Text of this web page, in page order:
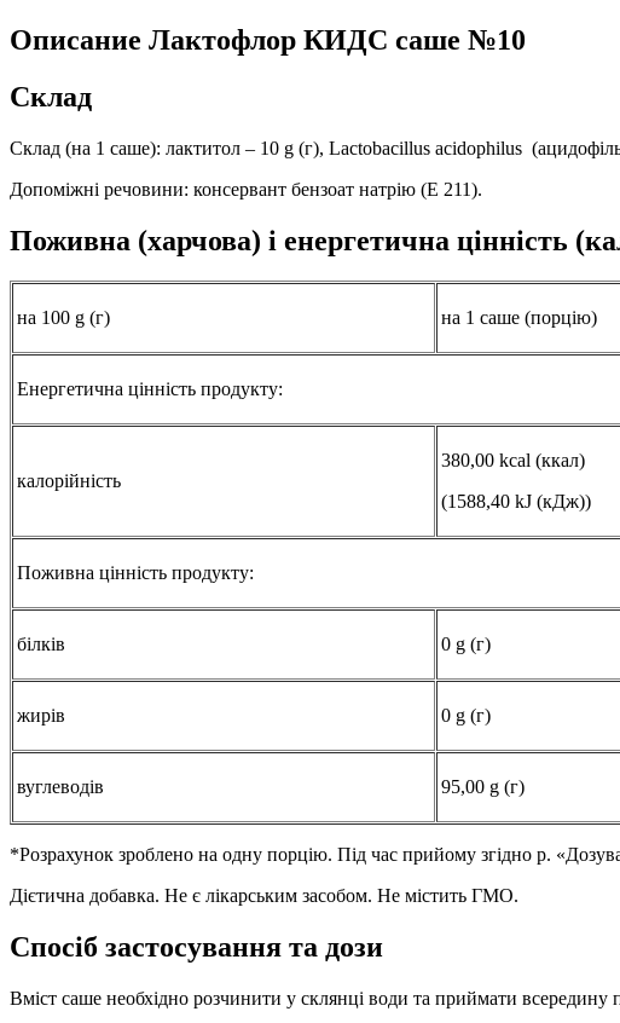
Описание Лактофлор КИДС саше №10
Склад
Склад (на 1 саше): лактитол – 10 g (г), Lactobacillus acidophilus
Допоміжні речовини: консервант бензоат натрію (Е 211).
Поживна (харчова) і енергетична цінність
на 100 g (г) на 1 саше (порцію)
Енергетична цінність продукту:
калорійність
380,00 kcal (ккал)
(1588,40 kJ (кДж))
Поживна цінність продукту:
білків 0 g (г)
жирів 0 g (г)
вуглеводів 95,00 g (г)
*Розрахунок зроблено на одну порцію. Під час прийому згідно р.
Дієтична добавка. Не є лікарським засобом. Не містить ГМО.
Спосіб застосування та дози
Вміст саше необхідно розчинити у склянці води та приймати